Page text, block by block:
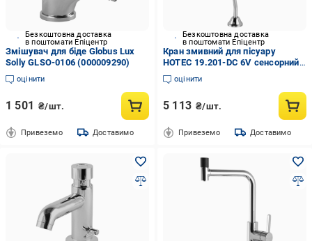
Безкоштовна доставка
в поштомати Епіцентр
Змішувач для біде Globus Lux
Solly GLSO-0106 (000009290)
оцінити
1 501 ₴/шт.
Привеземо Доставимо
Безкоштовна доставка
в поштомати Епіцентр
Кран змивний для пісуару
HOTEC 19.201-DC 6V сенсорний/
зовнішє підключення
(000007816)
оцінити
5 113 ₴/шт.
Привеземо Доставимо